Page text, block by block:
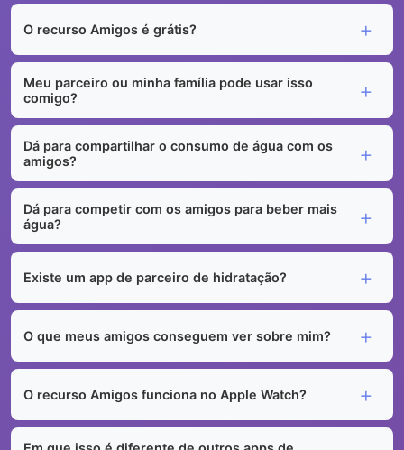
O recurso Amigos é grátis?
Meu parceiro ou minha família pode usar isso
comigo?
Dá para compartilhar o consumo de água com os
amigos?
Dá para competir com os amigos para beber mais
água?
Existe um app de parceiro de hidratação?
O que meus amigos conseguem ver sobre mim?
O recurso Amigos funciona no Apple Watch?